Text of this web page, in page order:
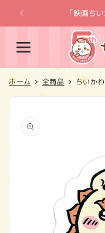
ンツに
進む
「映画ち
ホーム 全商品 ちいか
報にス
キップ